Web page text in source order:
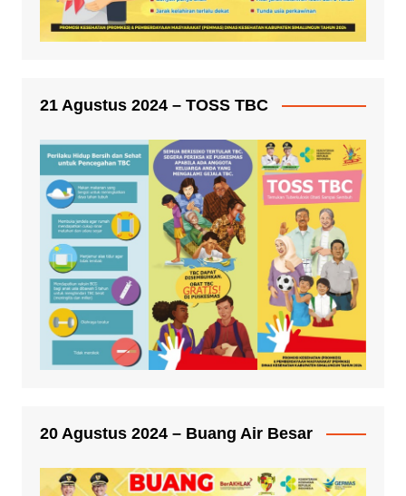
21 Agustus 2024 – TOSS TBC
20 Agustus 2024 – Buang Air Besar